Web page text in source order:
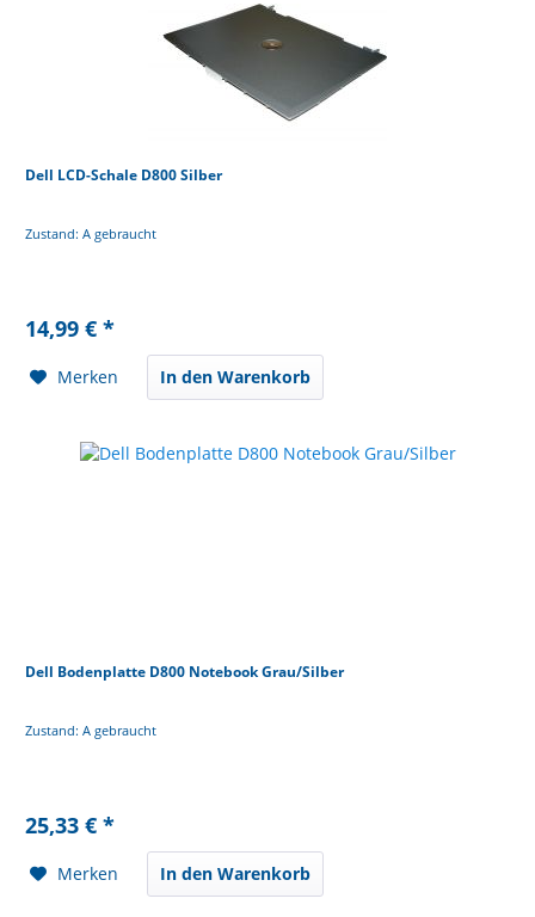
Dell LCD-Schale D800 Silber
Zustand: A gebraucht
14,99 € *
Merken In den Warenkorb
Dell Bodenplatte D800 Notebook Grau/Silber
Zustand: A gebraucht
25,33 € *
Merken In den Warenkorb